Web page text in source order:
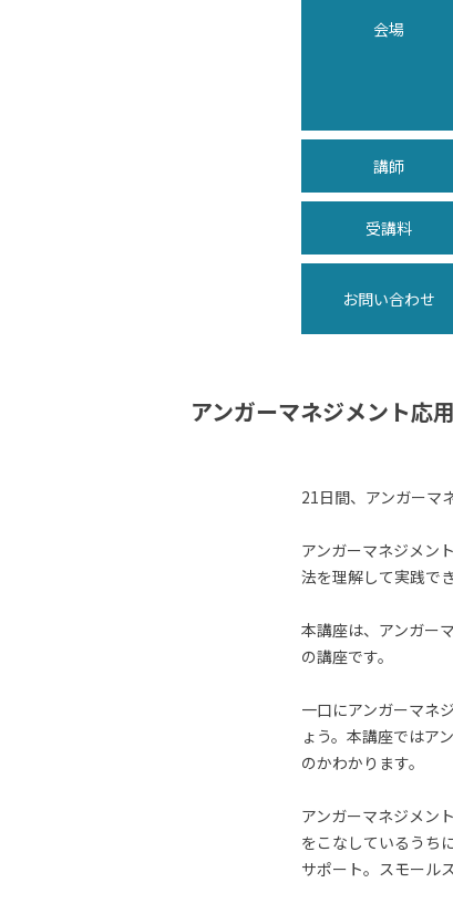
会場
講師
受講料
お問い合わせ
アンガーマネジメント応
21日間、アンガーマ
アンガーマネジメン
法を理解して実践で
本講座は、アンガー
の講座です。
一口にアンガーマネ
ょう。本講座ではア
のかわかります。
アンガーマネジメン
をこなしているうち
サポート。スモール